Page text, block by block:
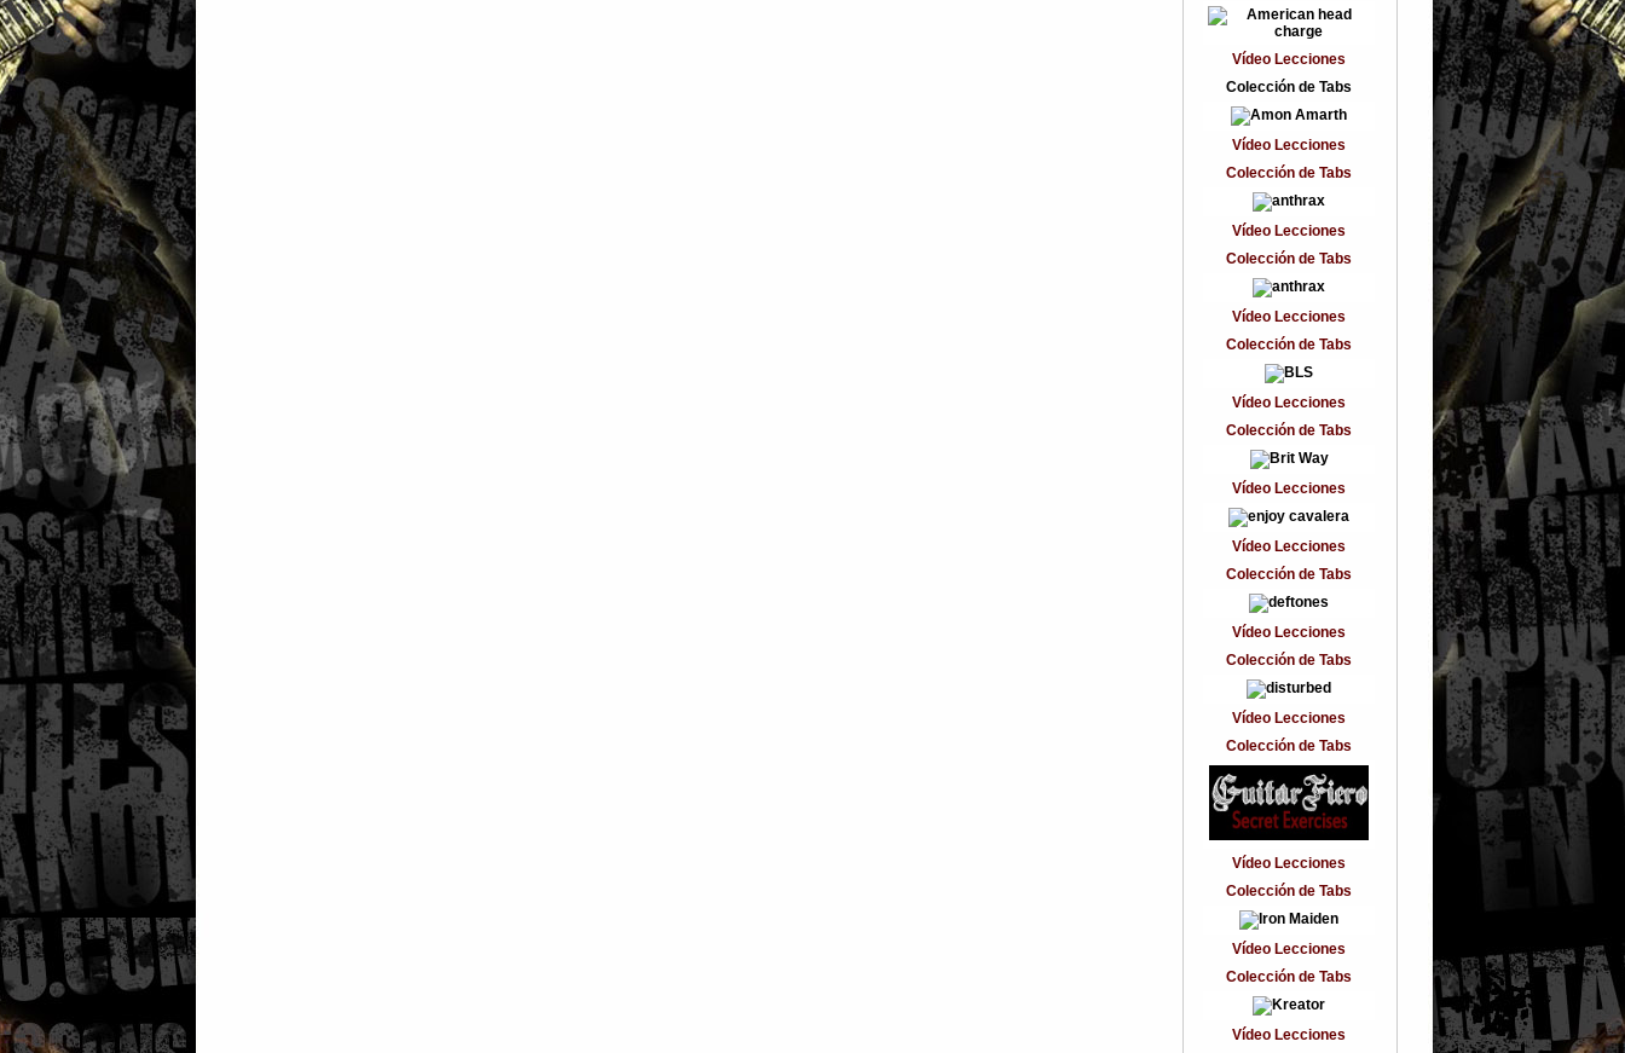
Vídeo Lecciones
Colección de Tabs
Vídeo Lecciones
Colección de Tabs
Vídeo Lecciones
Colección de Tabs
Vídeo Lecciones
Colección de Tabs
Vídeo Lecciones
Colección de Tabs
Vídeo Lecciones
Vídeo Lecciones
Colección de Tabs
Vídeo Lecciones
Colección de Tabs
Vídeo Lecciones
Colección de Tabs
Vídeo Lecciones
Colección de Tabs
Vídeo Lecciones
Colección de Tabs
Vídeo Lecciones